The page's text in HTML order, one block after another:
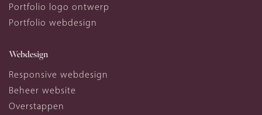
Portfolio logo ontwerp
Portfolio webdesign
Webdesign
Responsive webdesign
Beheer website
Overstappen